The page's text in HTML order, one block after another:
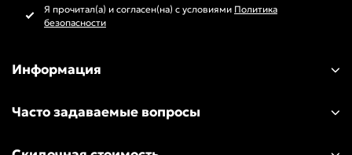
Я прочитал(а) и согласен(на) с условиями Политика
безопасности
Информация
Часто задаваемые вопросы